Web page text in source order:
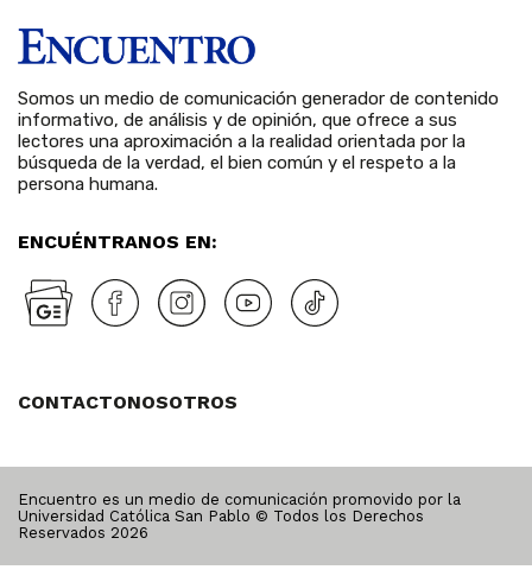
Somos un medio de comunicación generador de contenido
informativo, de análisis y de opinión, que ofrece a sus
lectores una aproximación a la realidad orientada por la
búsqueda de la verdad, el bien común y el respeto a la
persona humana.
ENCUÉNTRANOS EN:
CONTACTONOSOTROS
Encuentro es un medio de comunicación promovido por la
Universidad Católica San Pablo © Todos los Derechos
Reservados 2026